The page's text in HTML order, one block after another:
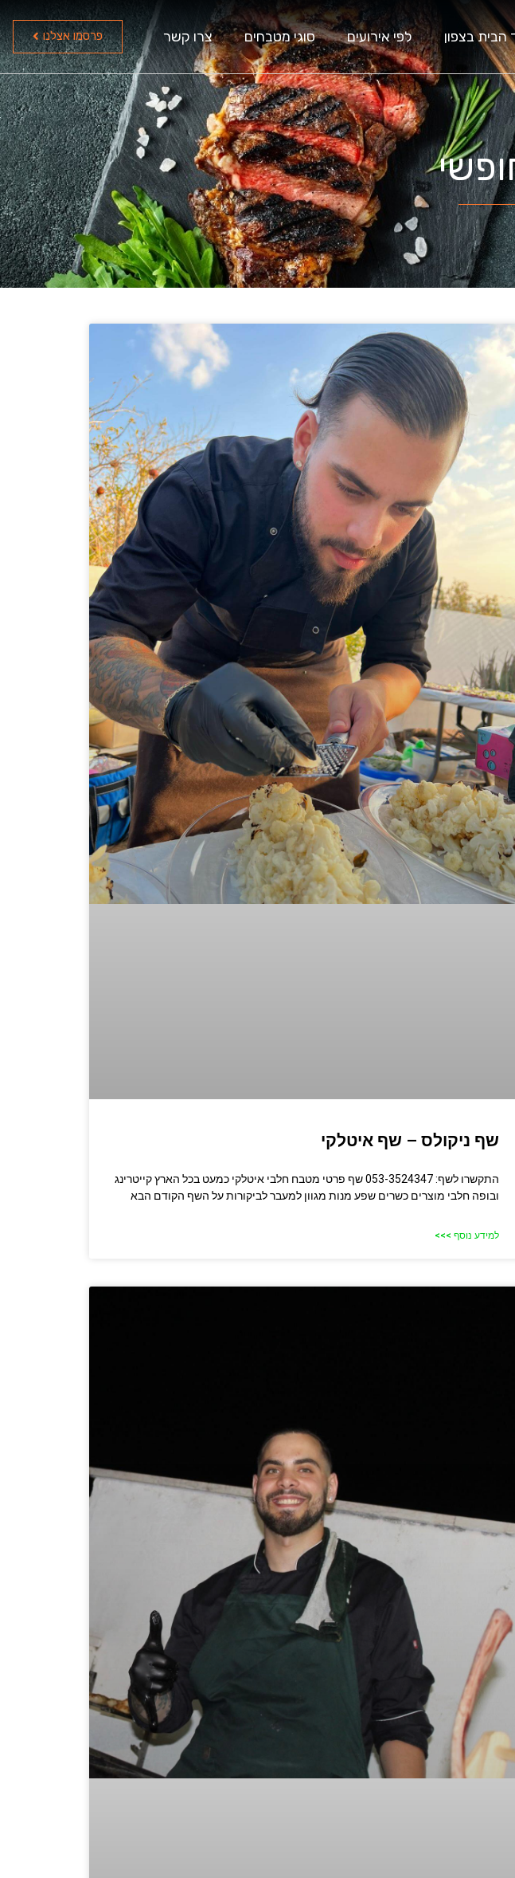
בצפון לפי אירועים סוגי מטבחים צרו קשר פרסמו אצלנו
שף ניקולס – שף איטלקי
התקשרו לשף: 053-3524347 שף פרטי מטבח חלבי איטלקי כמעט בכל הארץ קייטרינג
ובופה חלבי מוצרים כשרים שפע מנות מגוון למעבר לביקורות על השף הקודם הבא
למידע נוסף >>>